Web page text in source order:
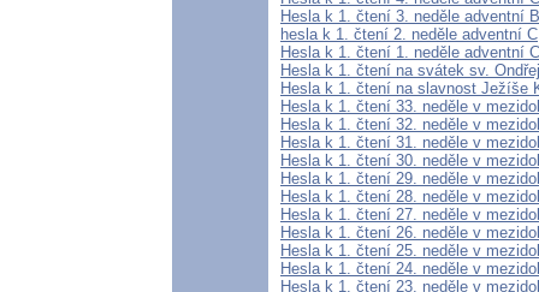
Hesla k 1. čtení 3. neděle adventní B
hesla k 1. čtení 2. neděle adventní C
Hesla k 1. čtení 1. neděle adventní C
Hesla k 1. čtení na svátek sv.
Hesla k 1. čtení na slavnost Ježíše
Hesla k 1. čtení 33. neděle v
Hesla k 1. čtení 32. neděle v
Hesla k 1. čtení 31. neděle v
Hesla k 1. čtení 30. neděle v
Hesla k 1. čtení 29. neděle v
Hesla k 1. čtení 28. neděle v
Hesla k 1. čtení 27. neděle v
Hesla k 1. čtení 26. neděle v
Hesla k 1. čtení 25. neděle v
Hesla k 1. čtení 24. neděle v
Hesla k 1. čtení 23. neděle v